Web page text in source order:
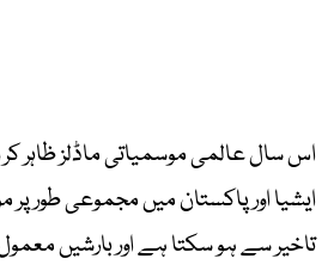
اس سال عالمی موسمیاتی ماڈلز ظاہر
ایشیا اور پاکستان میں مجموعی طور
تاخیر سے ہو سکتا ہے اور بارشیں